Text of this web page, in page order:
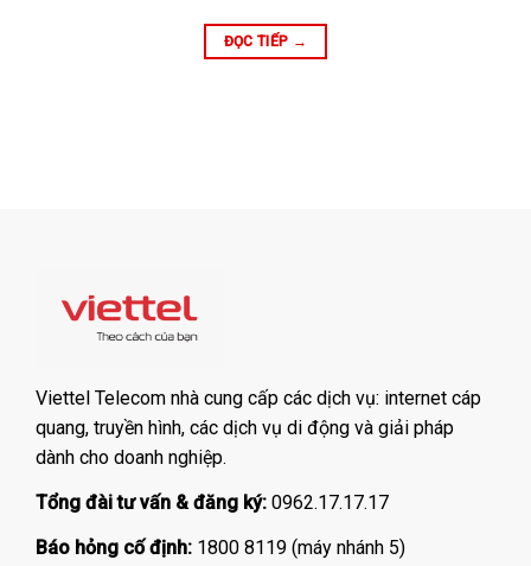
ĐỌC TIẾP →
Viettel Telecom nhà cung cấp các dịch vụ: internet cáp
quang, truyền hình, các dịch vụ di động và giải pháp
dành cho doanh nghiệp.
Tổng đài tư vấn & đăng ký: 0962.17.17.17
Báo hỏng cố định: 1800 8119 (máy nhánh 5)